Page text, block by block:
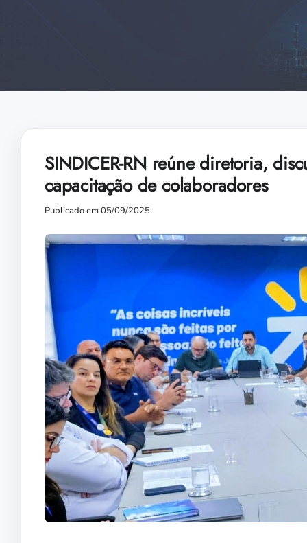
SINDICER-RN reúne diretoria,
capacitação de colaboradores
Publicado em 05/09/2025